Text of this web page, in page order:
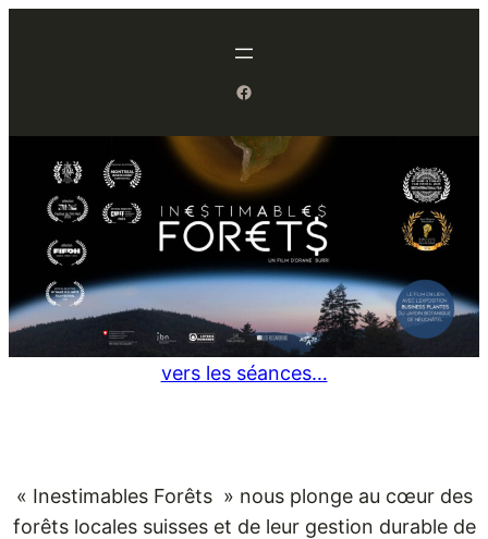
Facebook
vers les séances…
« Inestimables Forêts » nous plonge au cœur des
forêts locales suisses et de leur gestion durable de